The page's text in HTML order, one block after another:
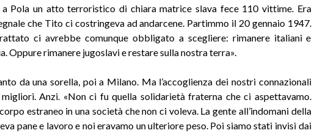
a Pola un atto terroristico di chiara matrice slava fece 110 vittime. Era
che Tito ci costringeva ad andarcene. Partimmo il 20 gennaio 1947.
ci avrebbe comunque obbligato a scegliere: rimanere italiani e
Oppure rimanere jugoslavi e restare sulla nostra terra».
da una sorella, poi a Milano. Ma l’accoglienza dei nostri connazionali
Anzi. «Non ci fu quella solidarietà fraterna che ci aspettavamo.
estraneo in una società che non ci voleva. La gente all’indomani della
pane e lavoro e noi eravamo un ulteriore peso. Poi siamo stati invisi dai